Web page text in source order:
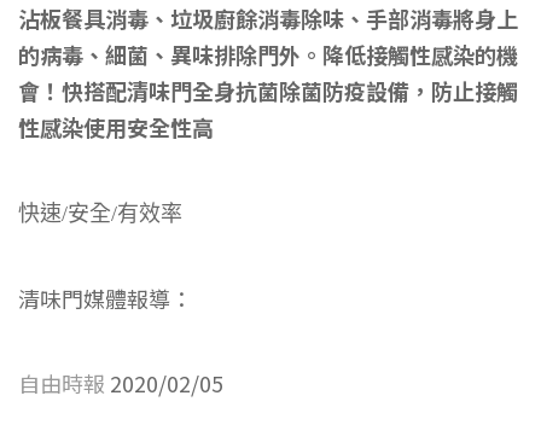
沾板餐具消毒、 垃圾廚餘消毒除味、 手部消毒將身上
的病毒、 細菌、異味排除門外。 降低接觸性感染的機
會！ 快搭配清味門全身抗菌除菌防疫設備，防止接觸
性感染使用安全性高
快速/安全/有效率
清味門媒體報導：
自由時報 2020/02/05